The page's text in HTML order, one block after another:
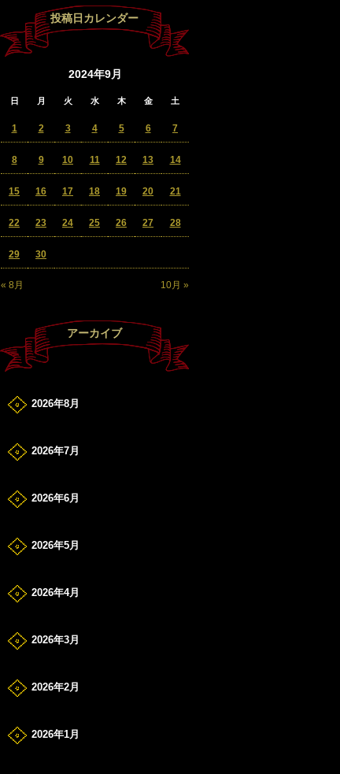
投稿日カレンダー
2024年9月
日 月 火 水 木 金 土
« 8月 10月 »
1 2 3 4 5 6 7
8 9 10 11 12 13 14
15 16 17 18 19 20 21
22 23 24 25 26 27 28
29 30
アーカイブ
2026年8月
2026年7月
2026年6月
2026年5月
2026年4月
2026年3月
2026年2月
2026年1月